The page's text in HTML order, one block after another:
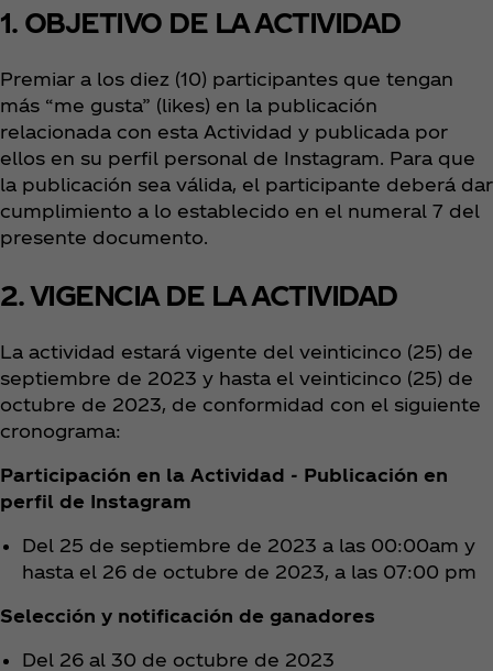
1. OBJETIVO DE LA ACTIVIDAD
Premiar a los diez (10) participantes que tengan
más “me gusta” (likes) en la publicación
relacionada con esta Actividad y publicada por
ellos en su perfil personal de Instagram. Para que
la publicación sea válida, el participante deberá dar
cumplimiento a lo establecido en el numeral 7 del
presente documento.
2. VIGENCIA DE LA ACTIVIDAD
La actividad estará vigente del veinticinco (25) de
septiembre de 2023 y hasta el veinticinco (25) de
octubre de 2023, de conformidad con el siguiente
cronograma:
Participación en la Actividad - Publicación en
perfil de Instagram
Del 25 de septiembre de 2023 a las 00:00am y
hasta el 26 de octubre de 2023, a las 07:00 pm
Selección y notificación de ganadores
Del 26 al 30 de octubre de 2023